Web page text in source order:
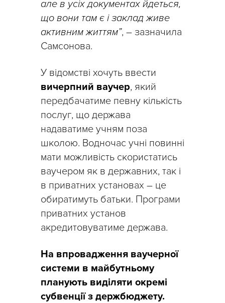
але в усіх документах йдеться,
що вони там є і заклад живе
активним життям”, – зазначила
Самсонова.
У відомстві хочуть ввести
вичерпний ваучер, який
передбачатиме певну кількість
послуг, що держава
надаватиме учням поза
школою. Водночас учні повинні
мати можливість скористатись
ваучером як в державних, так і
в приватних установах – це
обиратимуть батьки. Програми
приватних установ
акредитовуватиме держава.
На впровадження ваучерної
системи в майбутньому
планують виділяти окремі
субвенції з держбюджету.